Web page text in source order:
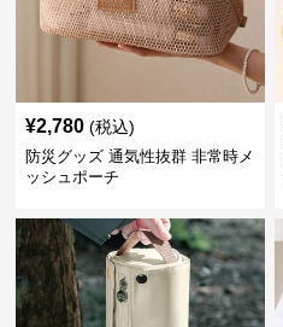
¥2,780 (税込)
防災グッズ 通気性抜群 非常時メ
ッシュポーチ